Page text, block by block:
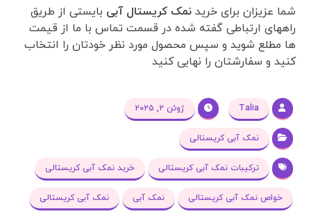
شما عزیزان برای خرید نمک کریستال آبی بایستی از طریق
راههای ارتباطی گفته شده در قسمت تماس با ما از قیمت
ها مطلع شوید و سپس محصول مورد نظر خودتان را انتخاب
کنید و سفارشتان را نهایی کنید
Talia ژوئن ۲, ۲۰۲۵
نمک آبی کریستالی
ترکیبات نمک آبی کریستالی خرید نمک آبی کریستالی
خواص نمک آبی کریستالی نمک آبی نمک آبی کریستالی